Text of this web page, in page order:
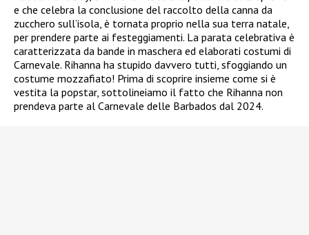
e che celebra la conclusione del raccolto della canna da
zucchero sull’isola, è tornata proprio nella sua terra natale,
per prendere parte ai festeggiamenti. La parata celebrativa è
caratterizzata da bande in maschera ed elaborati costumi di
Carnevale. Rihanna ha stupido davvero tutti, sfoggiando un
costume mozzafiato! Prima di scoprire insieme come si è
vestita la popstar, sottolineiamo il fatto che Rihanna non
prendeva parte al Carnevale delle Barbados dal 2024.